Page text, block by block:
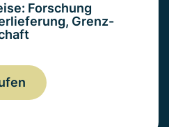
Forschung
Grenz-